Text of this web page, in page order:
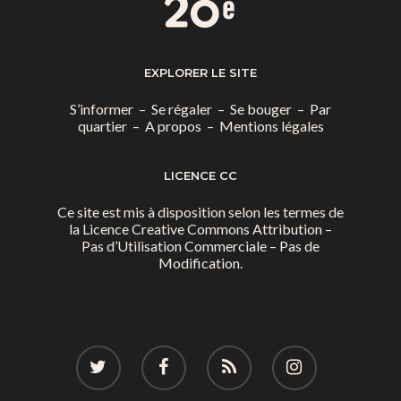
EXPLORER LE SITE
S’informer – Se régaler – Se bouger – Par
quartier– A propos – Mentions légales
LICENCE CC
Ce site est mis à disposition selon les termes de
la Licence Creative Commons Attribution –
Pas d’Utilisation Commerciale – Pas de
Modification.